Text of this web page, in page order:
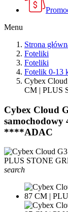
Menu
Strona
Foteliki
Foteliki
Fotelik 0-13
Cybex
CM | PLUS
Cybex Cloud
****ADAC
search